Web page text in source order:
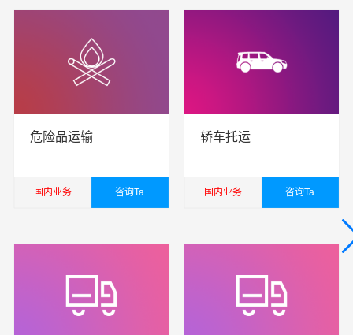
危险品运输
国内业务 咨询Ta
轿车托运
国内业务 咨询Ta